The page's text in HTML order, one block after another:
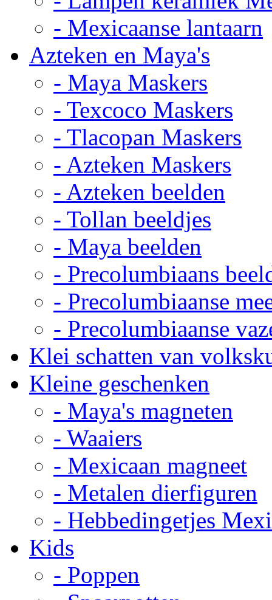
- Mexicaanse lantaarn
Azteken en Maya's
- Maya Maskers
- Texcoco Maskers
- Tlacopan Maskers
- Azteken Maskers
- Azteken beelden
- Tollan beeldjes
- Maya beelden
- Precolumbiaans
- Precolumbiaanse
- Precolumbiaanse
Klei schatten van
Kleine geschenken
- Maya's magneten
- Waaiers
- Mexicaan magneet
- Metalen dierfiguren
- Hebbedingetjes
Kids
- Poppen